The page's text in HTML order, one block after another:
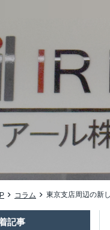
コラム 東京支店周辺の新
記事